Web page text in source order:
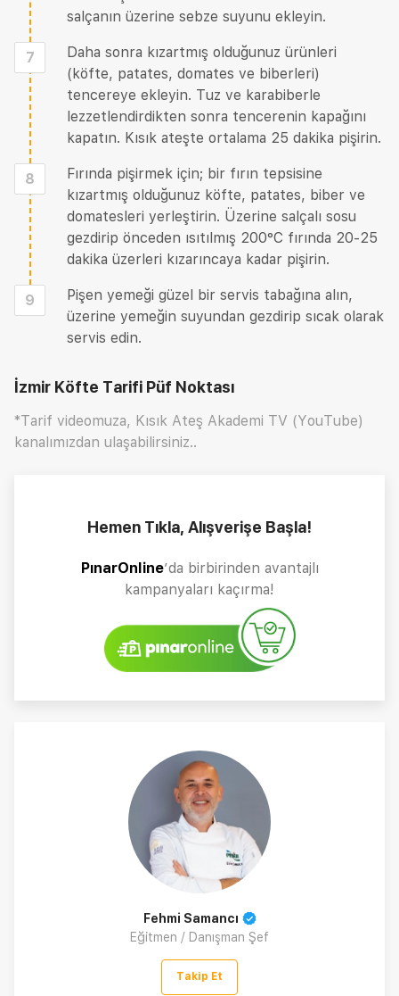
salçanın üzerine sebze suyunu ekleyin.
7
Daha sonra kızartmış olduğunuz ürünleri
(köfte, patates, domates ve biberleri)
tencereye ekleyin. Tuz ve karabiberle
lezzetlendirdikten sonra tencerenin kapağını
kapatın. Kısık ateşte ortalama 25 dakika pişirin.
8
Fırında pişirmek için; bir fırın tepsisine
kızartmış olduğunuz köfte, patates, biber ve
domatesleri yerleştirin. Üzerine salçalı sosu
gezdirip önceden ısıtılmış 200°C fırında 20-25
dakika üzerleri kızarıncaya kadar pişirin.
9
Pişen yemeği güzel bir servis tabağına alın,
üzerine yemeğin suyundan gezdirip sıcak olarak
servis edin.
İzmir Köfte Tarifi Püf Noktası
*Tarif videomuza, Kısık Ateş Akademi TV (YouTube)
kanalımızdan ulaşabilirsiniz..
Hemen Tıkla, Alışverişe Başla!
PınarOnline’da birbirinden avantajlı
kampanyaları kaçırma!
Fehmi Samancı
Eğitmen / Danışman Şef
Takip Et